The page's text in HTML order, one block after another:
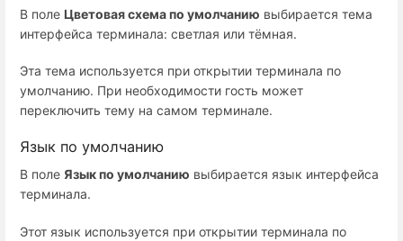
В поле Цветовая схема по умолчанию выбирается тема
интерфейса терминала: светлая или тёмная.
Эта тема используется при открытии терминала по
умолчанию. При необходимости гость может
переключить тему на самом терминале.
Язык по умолчанию
В поле Язык по умолчанию выбирается язык интерфейса
терминала.
Этот язык используется при открытии терминала по